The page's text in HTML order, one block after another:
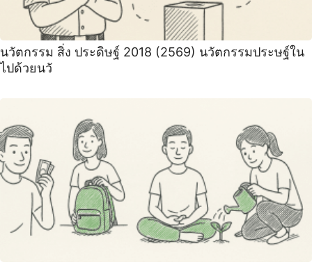
นวัตกรรม สิ่ง ประดิษฐ์ 2018 (2569) นวัตกรรมประษฐ์ใน
ไปด้วยนวั